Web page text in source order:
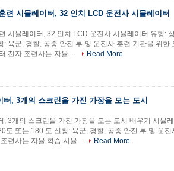
련 시뮬레이터, 32 인치 LCD 운전사 시뮬레이터
시뮬레이터, 32 인치 LCD 운전사 시뮬레이터 유형:
: 육군, 경찰, 공중 안전 부 및 운전사 훈련 기관을 위한
전자 조련사는 자율 ...
Read More
터, 3개의 스크린을 가진 가장을 모는 도시
, 3개의 스크린을 가진 가장을 모는 도시 배우기 시뮬
도 또는 180 도 신청: 육군, 경찰, 공중 안전 부 및 운
련사는 자율 학습 시뮬...
Read More